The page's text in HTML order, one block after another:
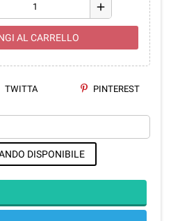
add
AL CARRELLO
TWITTA PINTEREST
DISPONIBILE